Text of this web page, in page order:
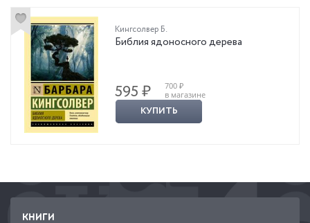
Кингсолвер Б.
Библия ядоносного дерева
595 ₽
700 ₽
в магазине
КУПИТЬ
КНИГИ